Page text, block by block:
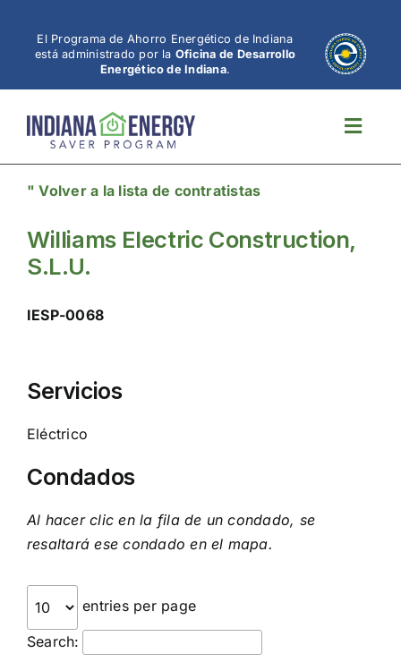
contenido
El Programa de Ahorro Energético de Indiana
está administrado por la Oficina de Desarrollo
Energético de Indiana.
" Volver a la lista de contratistas
Williams Electric Construction,
S.L.U.
IESP-0068
Servicios
Eléctrico
Condados
Al hacer clic en la fila de un condado, se
resaltará ese condado en el mapa.
entries per page
Search: